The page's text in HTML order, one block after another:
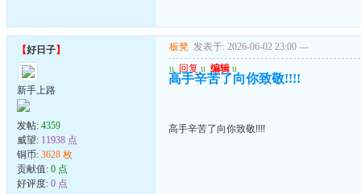
【好日子】
新手上路
发帖: 4359
威望: 11938 点
铜币: 3628 枚
贡献值: 0 点
好评度: 0 点
板凳 发表于: 2026-06-02 23:00 ---
u 回复 u 编辑 u
高手辛苦了向你致敬!!!!
高手辛苦了向你致敬!!!!